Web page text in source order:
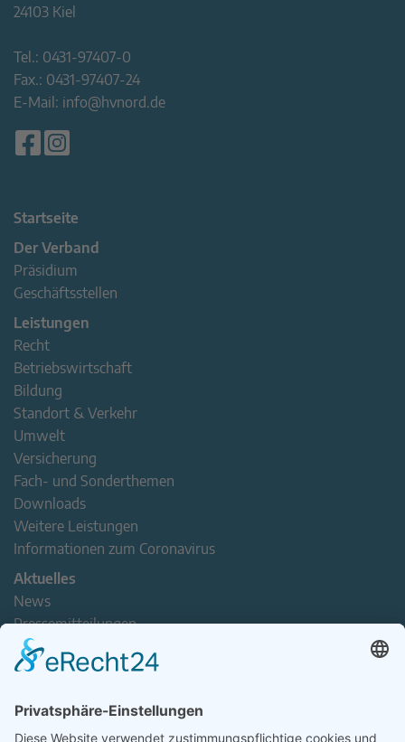
24103 Kiel
Tel.: 0431-97407-0
Fax.: 0431-97407-24
E-Mail: info@hvnord.de
Startseite
Der Verband
Präsidium
Geschäftsstellen
Leistungen
Recht
Betriebswirtschaft
Bildung
Standort & Verkehr
Umwelt
Versicherung
Fach- und Sonderthemen
Downloads
Weitere Leistungen
Informationen zum Coronavirus
Aktuelles
News
Pressemitteilungen
Newsletter
Handel(n) im Norden – Mitgliederjournal
Verband erleben